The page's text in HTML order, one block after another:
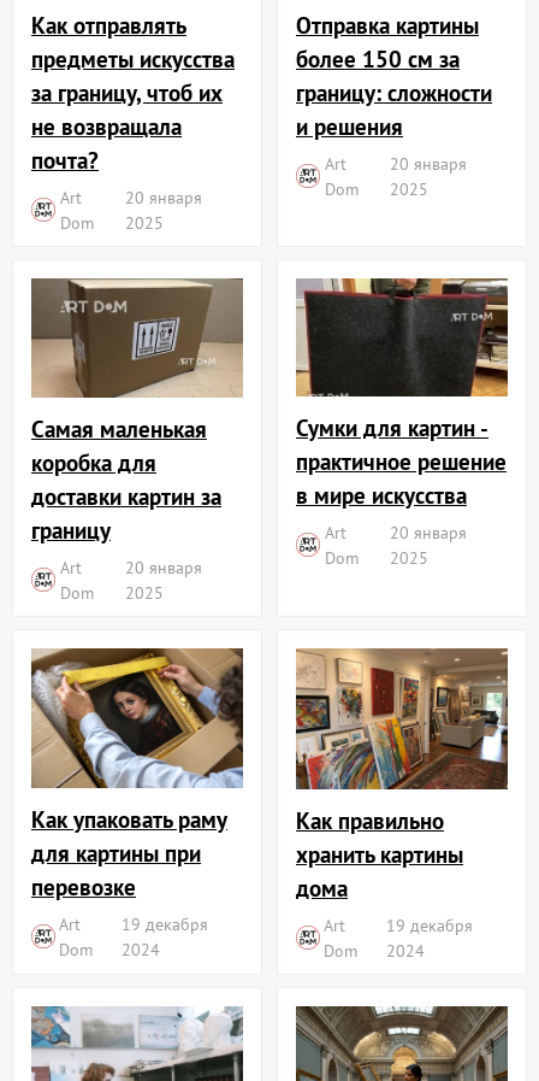
Как отправлять
предметы искусства
за границу, чтоб их
не возвращала
почта?
Art
Dom
20 января
2025
Отправка картины
более 150 см за
границу: сложности
и решения
Art
Dom
20 января
2025
Самая маленькая
коробка для
доставки картин за
границу
Art
Dom
20 января
2025
Сумки для картин -
практичное решение
в мире искусства
Art
Dom
20 января
2025
Как упаковать раму
для картины при
перевозке
Art
Dom
19 декабря
2024
Как правильно
хранить картины
дома
Art
Dom
19 декабря
2024